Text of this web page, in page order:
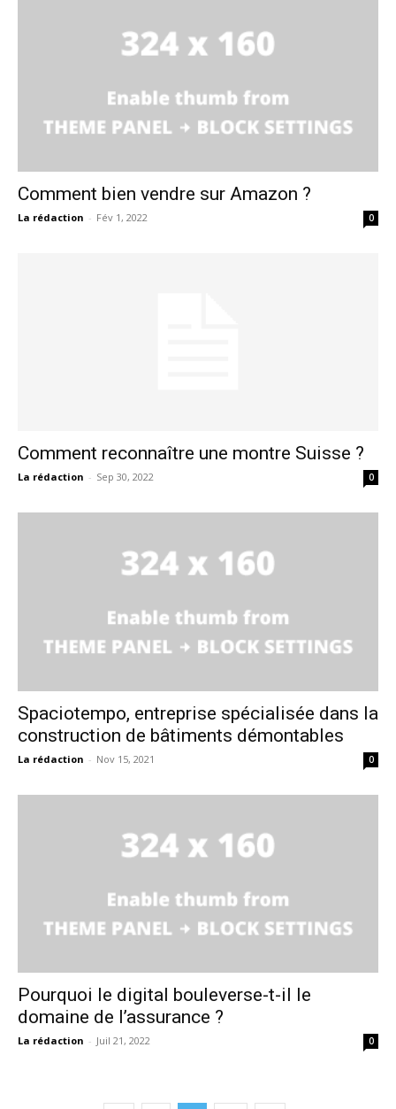
Comment bien vendre sur Amazon ?
La rédaction - Fév 1, 2022 0
Comment reconnaître une montre Suisse ?
La rédaction - Sep 30, 2022 0
Spaciotempo, entreprise spécialisée dans la
construction de bâtiments démontables
La rédaction - Nov 15, 2021 0
Pourquoi le digital bouleverse-t-il le
domaine de l’assurance ?
La rédaction - Juil 21, 2022 0